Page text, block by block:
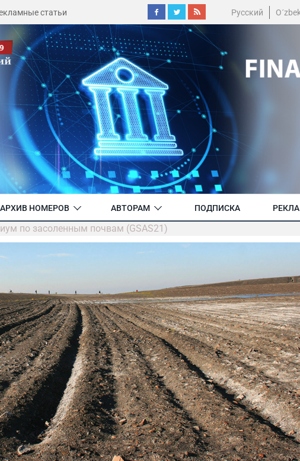
статьи Русский
АРХИВ НОМЕРОВ АВТОРАМ ПОДПИСКА
по засоленным почвам (GSAS21)